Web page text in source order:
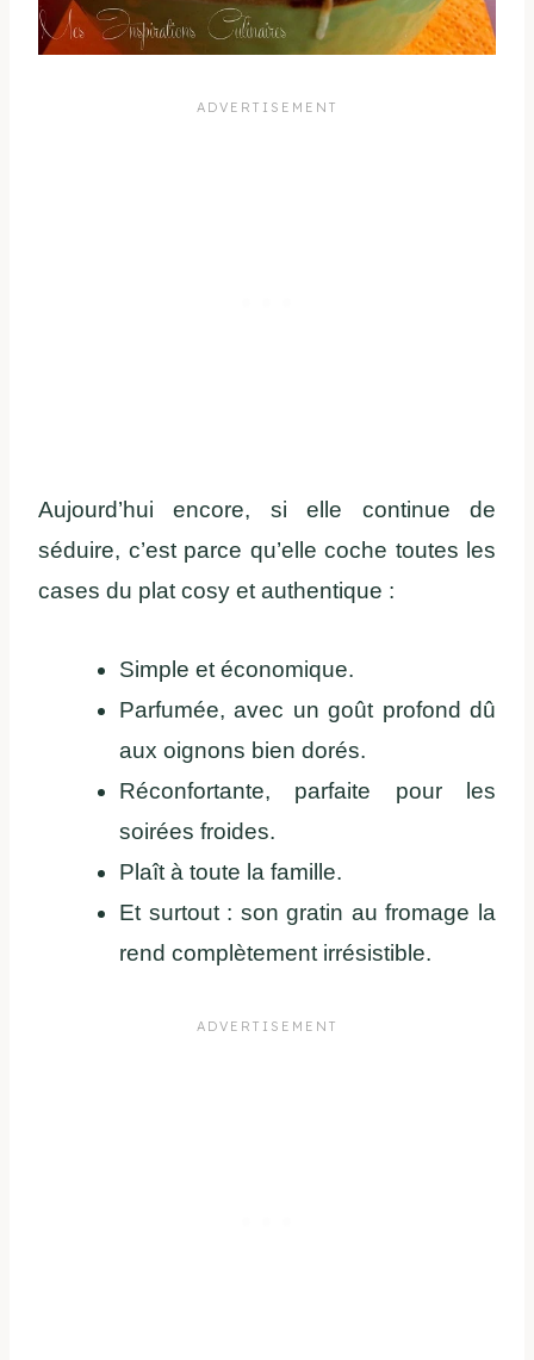
Aujourd’hui encore, si elle continue de
séduire, c’est parce qu’elle coche toutes les
cases du plat cosy et authentique :
Simple et économique.
Parfumée, avec un goût profond dû
aux oignons bien dorés.
Réconfortante, parfaite pour les
soirées froides.
Plaît à toute la famille.
Et surtout : son gratin au fromage la
rend complètement irrésistible.